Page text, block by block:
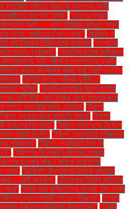
বসতভিটা সরিয়েও ভাঙনের আতঙ্কে আলী
সভাপতি আটক" "চোখের স্বাস্থ্য
ট্রফি: ২ শর্তে হাইব্রিড মডেলে সম্মত
হত্যা: সবজিখেতে লাশ ফেলা" "জমিয়ত ও
হাট ইজারায় সিন্ডিকেটের কারসাজি "জাপানের
সমর্থন পুনর্ব্যক্ত" "জার্মানির কঠোর অভিবাসন
বিশ্ববিদ্যালয় ভর্তি পরীক্ষার প্রশ্নপত্রে ত্রুটি:
করতে অস্বীকার করায় দাবা চ্যাম্পিয়নশিপ
"জুলাই মাসের শহীদরা দুর্নীতি ও
আমির" "জুলাই-আগস্টের মধ্যে জাতীয়
আওয়ামী লীগ নেতা ফারুক হত্যা মামলার রায়ে
সাক্ষাৎ করে উচ্ছ্বসিত নেইমার" "ট্রাম্প
প্রশাসন ডিম আমদানি করবে" "ট্রাম্প
কমানোর সিদ্ধান্ত" "ট্রাম্প প্রশাসনের নির্দেশে
থাকার নির্দেশ" "ট্রাম্প প্রশাসনের পরিকল্পনা:
পরিচালনা" "ট্রাম্প প্রেসিডেন্ট হলে কি
"ট্রাম্পের বিদ্বেষপূর্ণ বক্তব্য: গাজায়
শুল্কের কারণে ভারতে অ্যাপলের
পারে" "ডিজিটাল উদ্ভাবনের নৈতিক ব্যবহার:
একটি কর্মশালা" "ডিপ্লোমা ডিগ্রি বাতিলের
মেয়র" "ডিসি পদে কর্মকর্তাদের আগ্রহ হঠাৎ কমার
স্থানে কমিটি গঠনের পরিকল্পনা" "ঢাকার
মুসলিম তরুণকে আক্রান্ত করা হয়েছে" "ঢাকার